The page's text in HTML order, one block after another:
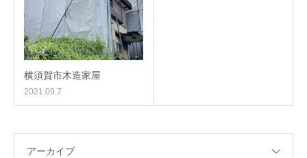
横須賀市木造家屋
2021.09.7
アーカイブ